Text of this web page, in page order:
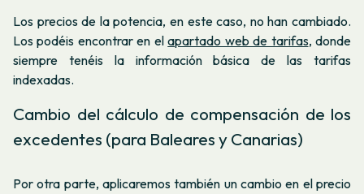
Los precios de la potencia, en este caso, no han cambiado.
Los podéis encontrar en elapartado web de tarifas, donde
siempre tenéis la información básica de las tarifas
indexadas.
Cambio del cálculo de compensación de los
excedentes (para Baleares y Canarias)
Por otra parte, aplicaremos también un cambio en el precio